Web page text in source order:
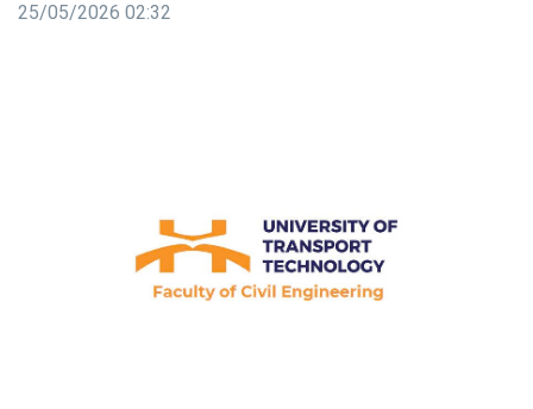
25/05/2026 02:32